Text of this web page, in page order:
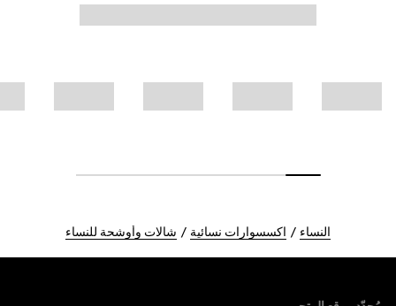
النساء اكسسوارات نسائية شالات وأوشحة للنساء